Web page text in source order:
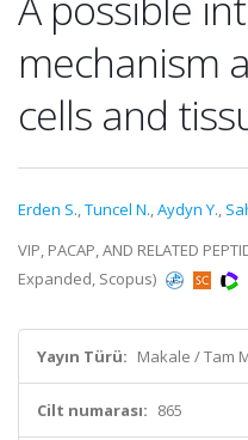
mechanism
cells and
Erden S.,Tuncel N.,Aydyn Y.,
VIP, PACAP, AND RELATED
Expanded, Scopus)
Yayın Türü: Makale / Tam
Cilt numarası: 865